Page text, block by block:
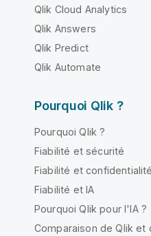
Qlik Cloud Analytics
Qlik Answers
Qlik Predict
Qlik Automate
Pourquoi Qlik ?
Pourquoi Qlik ?
Fiabilité et sécurité
Fiabilité et confidentialité
Fiabilité et IA
Pourquoi Qlik pour l'IA ?
Comparaison de Qlik et